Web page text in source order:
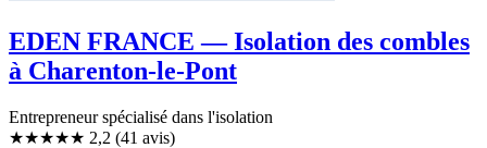
EDEN FRANCE — Isolation des combles
à Charenton-le-Pont
Entrepreneur spécialisé dans l'isolation
★★★★★ 2,2 (41 avis)